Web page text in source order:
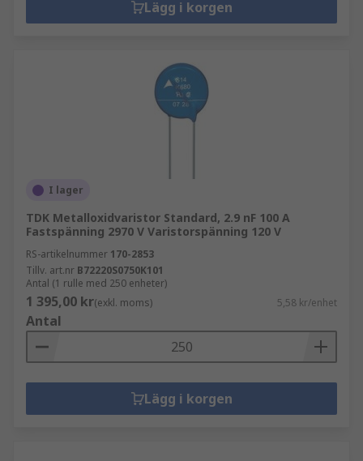
Lägg i korgen
I lager
TDK Metalloxidvaristor Standard, 2.9 nF 100 A
Fastspänning 2970 V Varistorspänning 120 V
RS-artikelnummer 170-2853
Tillv. art.nr B72220S0750K101
Antal (1 rulle med 250 enheter)
1 395,00 kr(exkl. moms) 5,58 kr/enhet
Antal
Lägg i korgen